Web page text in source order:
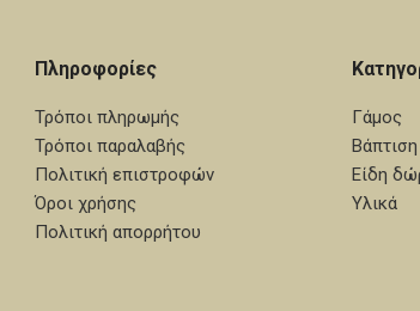
Πληροφορίες
Τρόποι πληρωμής
Τρόποι παραλαβής
Πολιτική επιστροφών
Όροι χρήσης
Πολιτική απορρήτου
Γάμος
Βάπτιση
Είδη
Υλικά